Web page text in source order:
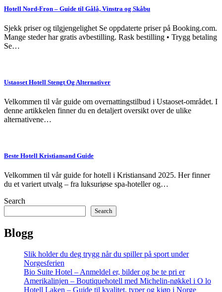
Hotell Nord-Fron – Guide til Gålå, Vinstra og Skåbu
Sjekk priser og tilgjengelighet Se oppdaterte priser på Booking.com.
Mange steder har gratis avbestilling. Rask bestilling • Trygg betaling
Se…
Ustaoset Hotell Stengt Og Alternativer
Velkommen til vår guide om overnattingstilbud i Ustaoset-området. I
denne artikkelen finner du en detaljert oversikt over de ulike
alternativene…
Beste Hotell Kristiansand Guide
Velkommen til vår guide for hotell i Kristiansand 2025. Her finner
du et variert utvalg – fra luksuriøse spa-hoteller og…
Search
Search
Blogg
Slik holder du deg trygg når du spiller på sport under
Norgesferien
Bio Suite Hotel – Anmeldel er, bilder og be te pri er
Amerikalinjen – Boutiquehotell med Michelin-nøkkel i O lo
Hotell Laken – Guide til kvalitet, typer og kjøp i Norge